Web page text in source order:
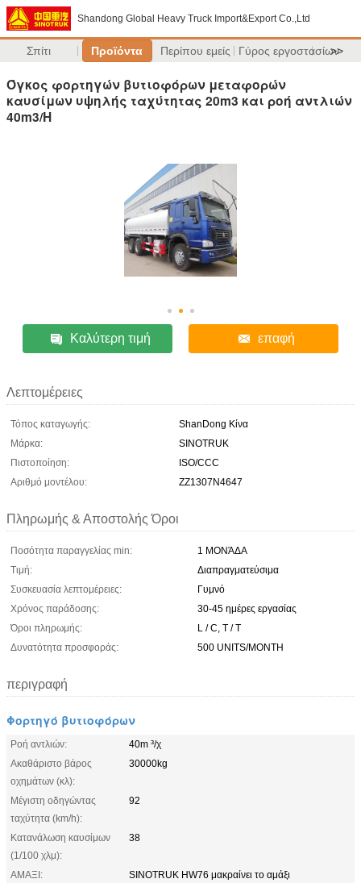
Shandong Global Heavy Truck Import&Export Co.,Ltd
Σπίτι Προϊόντα Περίπου εμείς Γύρος εργοστασίων
>>
Όγκος φορτηγών βυτιοφόρων μεταφορών
καυσίμων υψηλής ταχύτητας 20m3 και ροή αντλιών
40m3/H
Καλύτερη τιμή επαφή
Λεπτομέρειες
Τόπος καταγωγής:
ShanDong Κίνα
Μάρκα:
SINOTRUK
Πιστοποίηση:
ISO/CCC
Αριθμό μοντέλου:
ZZ1307N4647
Πληρωμής & Αποστολής Όροι
Ποσότητα παραγγελίας min:
1 ΜΟΝΆΔΑ
Τιμή:
Διαπραγματεύσιμα
Συσκευασία λεπτομέρειες:
Γυμνό
Χρόνος παράδοσης:
30-45 ημέρες εργασίας
Όροι πληρωμής:
L / C, T / T
Δυνατότητα προσφοράς:
500 UNITS/MONTH
περιγραφή
Φορτηγό βυτιοφόρων
Ροή αντλιών:
40m ³/χ
Ακαθάριστο βάρος
οχημάτων (κλ):
30000kg
Μέγιστη οδηγώντας
ταχύτητα (km/h):
92
Κατανάλωση καυσίμων
(1/100 χλμ):
38
ΑΜΑΞΙ:
SINOTRUK HW76 μακραίνει το αμάξι